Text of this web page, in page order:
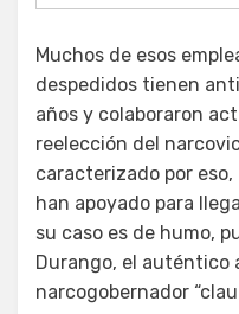
Muchos de esos
despedidos tienen
años y colaboraron
reelección del
caracterizado por
han apoyado para
su caso es de humo,
Durango, el auténtico
narcogobernador